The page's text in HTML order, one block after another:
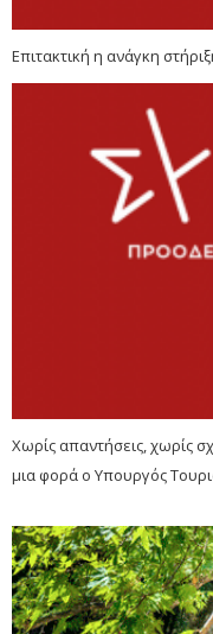
Επιτακτική η ανάγκη
Χωρίς απαντήσεις, χωρίς
μια φορά ο Υπουργός